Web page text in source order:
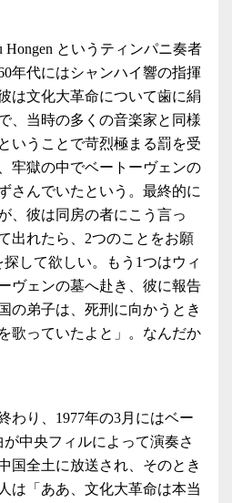
というティンパニ奏者
年代にはシャンハイ響の指揮
は文化大革命について歯に絹
、当時の多くの音楽家と同様
いうことで苛烈極まる罰を受
牢獄の中でベートーヴェンの
さんでいたという。最終的に
、彼は同房の者にこう言っ
出れたら、2つのことをお願
して欲しい。もう1つはウィ
ヴェンの墓へ赴き、彼に報告
の弟子は、死刑に向かうとき
歌っていたよと」。なんだか
わり、1977年の3月にはベー
が中央フィルによって演奏さ
国全土に放送され、そのとき
は「ああ、文化大革命は本当